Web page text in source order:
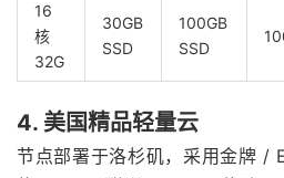
16
核
32G
30GB
SSD
100GB
SSD
4. 美国精品轻量云
节点部署于洛杉矶，采用金牌 /